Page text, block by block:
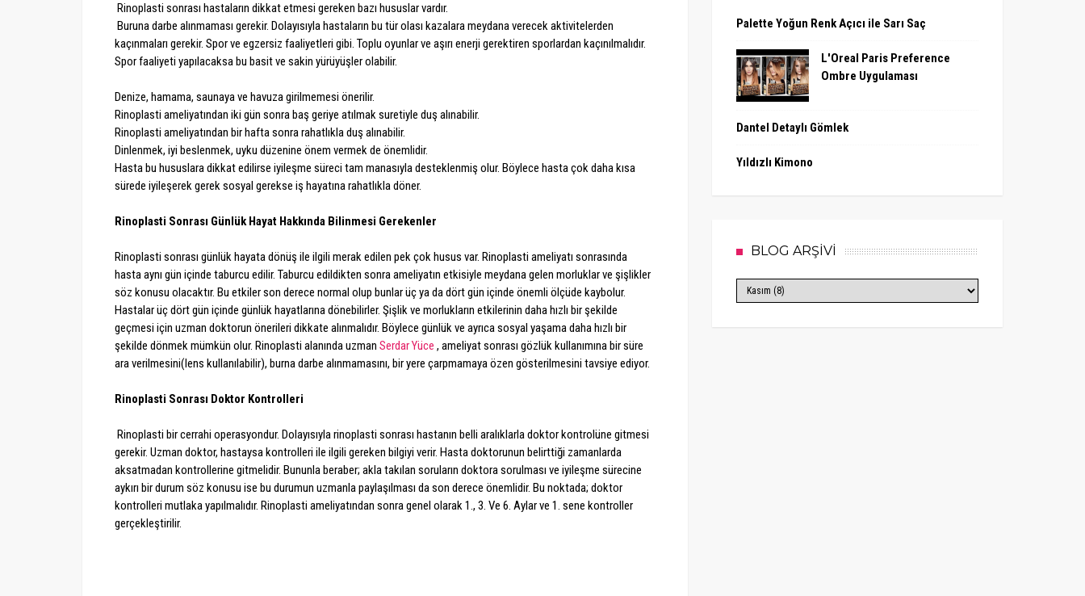
Rinoplasti sonrası hastaların dikkat etmesi gereken bazı hususlar vardır.
Buruna darbe alınmaması gerekir. Dolayısıyla hastaların bu tür olası kazalara meydana verecek aktivitelerden
kaçınmaları gerekir. Spor ve egzersiz faaliyetleri gibi. Toplu oyunlar ve aşırı enerji gerektiren sporlardan kaçınılmalıdır.
Spor faaliyeti yapılacaksa bu basit ve sakin yürüyüşler olabilir.
Denize, hamama, saunaya ve havuza girilmemesi önerilir.
Rinoplasti ameliyatından iki gün sonra baş geriye atılmak suretiyle duş alınabilir.
Rinoplasti ameliyatından bir hafta sonra rahatlıkla duş alınabilir.
Dinlenmek, iyi beslenmek, uyku düzenine önem vermek de önemlidir.
Hasta bu hususlara dikkat edilirse iyileşme süreci tam manasıyla desteklenmiş olur. Böylece hasta çok daha kısa
sürede iyileşerek gerek sosyal gerekse iş hayatına rahatlıkla döner.
Rinoplasti Sonrası Günlük Hayat Hakkında Bilinmesi Gerekenler
Rinoplasti sonrası günlük hayata dönüş ile ilgili merak edilen pek çok husus var. Rinoplasti ameliyatı sonrasında
hasta aynı gün içinde taburcu edilir. Taburcu edildikten sonra ameliyatın etkisiyle meydana gelen morluklar ve şişlikler
söz konusu olacaktır. Bu etkiler son derece normal olup bunlar üç ya da dört gün içinde önemli ölçüde kaybolur.
Hastalar üç dört gün içinde günlük hayatlarına dönebilirler. Şişlik ve morlukların etkilerinin daha hızlı bir şekilde
geçmesi için uzman doktorun önerileri dikkate alınmalıdır. Böylece günlük ve ayrıca sosyal yaşama daha hızlı bir
şekilde dönmek mümkün olur. Rinoplasti alanında uzman Serdar Yüce , ameliyat sonrası gözlük kullanımına bir süre
ara verilmesini(lens kullanılabilir), burna darbe alınmamasını, bir yere çarpmamaya özen gösterilmesini tavsiye ediyor.
Rinoplasti Sonrası Doktor Kontrolleri
Rinoplasti bir cerrahi operasyondur. Dolayısıyla rinoplasti sonrası hastanın belli aralıklarla doktor kontrolüne gitmesi
gerekir. Uzman doktor, hastaysa kontrolleri ile ilgili gereken bilgiyi verir. Hasta doktorunun belirttiği zamanlarda
aksatmadan kontrollerine gitmelidir. Bununla beraber; akla takılan soruların doktora sorulması ve iyileşme sürecine
aykırı bir durum söz konusu ise bu durumun uzmanla paylaşılması da son derece önemlidir. Bu noktada; doktor
kontrolleri mutlaka yapılmalıdır. Rinoplasti ameliyatından sonra genel olarak 1., 3. Ve 6. Aylar ve 1. sene kontroller
gerçekleştirilir.
Palette Yoğun Renk Açıcı ile Sarı Saç
L'Oreal Paris Preference
Ombre Uygulaması
Dantel Detaylı Gömlek
Yıldızlı Kimono
BLOG ARŞİVİ